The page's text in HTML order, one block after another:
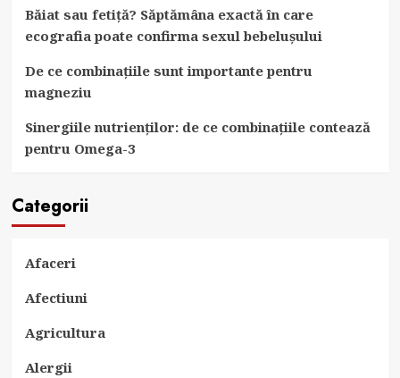
Băiat sau fetiță? Săptămâna exactă în care
ecografia poate confirma sexul bebelușului
De ce combinațiile sunt importante pentru
magneziu
Sinergiile nutrienților: de ce combinațiile contează
pentru Omega-3
Categorii
Afaceri
Afectiuni
Agricultura
Alergii